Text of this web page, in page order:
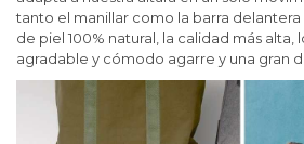
tanto el manillar como la barra
de piel 100% natural, la calidad más alta,
agradable y cómodo agarre y una gran